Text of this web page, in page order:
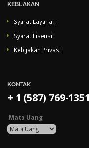
KEBIJAKAN
Syarat Layanan
Syarat Lisensi
Kebijakan Privasi
KONTAK
+ 1 (587) 769-1351
Mata Uang